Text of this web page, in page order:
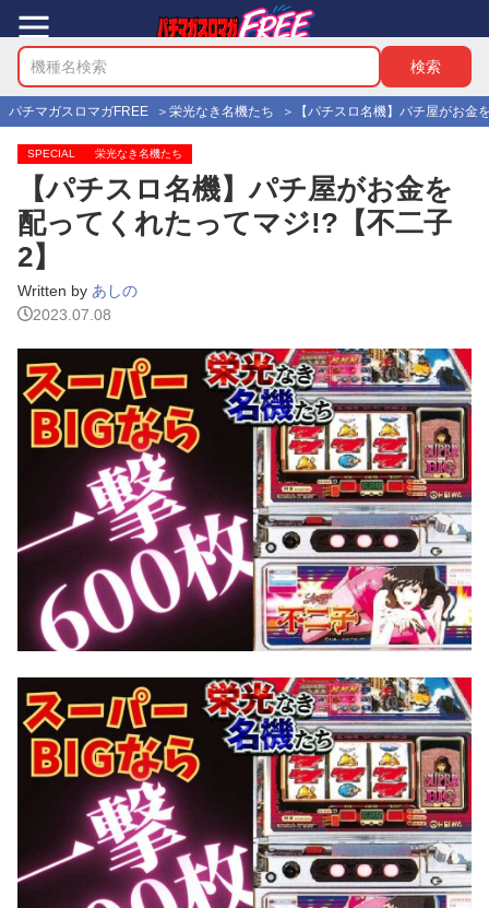
パチマガスロマガFREE 栄光なき名機たち 【パチスロ名機】パチ屋がお金
SPECIAL 栄光なき名機たち
【パチスロ名機】パチ屋がお金を
配ってくれたってマジ!?【不二子
2】
Written by あしの
2023.07.08